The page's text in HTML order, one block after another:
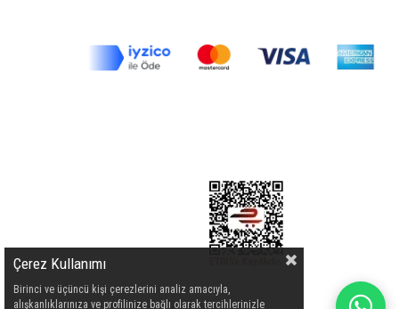
Çerez Kullanımı
Birinci ve üçüncü kişi çerezlerini analiz amacıyla,
alışkanlıklarınıza ve profilinize bağlı olarak tercihlerinizle